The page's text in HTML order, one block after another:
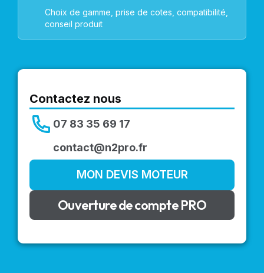
Choix de gamme, prise de cotes, compatibilité,
conseil produit
Contactez nous
07 83 35 69 17
contact@n2pro.fr
MON DEVIS MOTEUR
Ouverture de compte PRO